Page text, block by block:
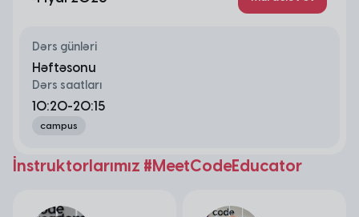
Dərs günləri
Həftəsonu
Dərs saatları
10:20-20:15
campus
İnstruktorlarımız #MeetCodeEducator